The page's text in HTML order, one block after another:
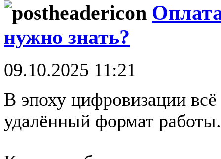
нужно знать?
09.10.2025 11:21
В эпоху цифровизации
удалённый формат работы.